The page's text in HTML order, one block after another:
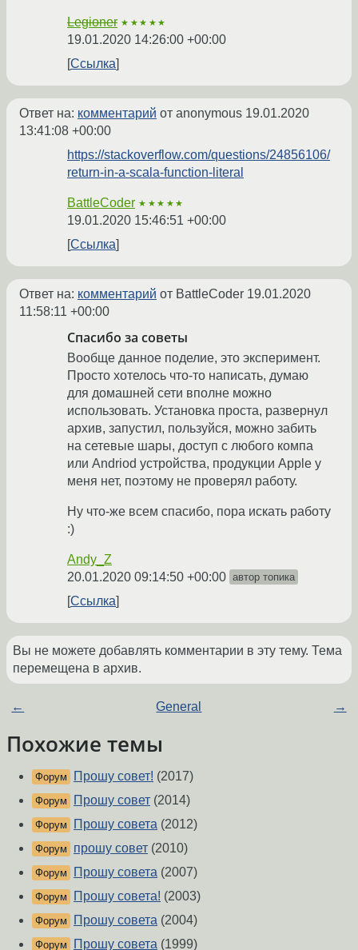
Legioner ★★★★★
19.01.2020 14:26:00 +00:00
Ссылка
Ответ на: комментарий от anonymous 19.01.2020
13:41:08 +00:00
https://stackoverflow.com/questions/24856106/
return-in-a-scala-function-literal
BattleCoder ★★★★★
19.01.2020 15:46:51 +00:00
Ссылка
Ответ на: комментарий от BattleCoder 19.01.2020
11:58:11 +00:00
Спасибо за советы
Вообще данное поделие, это эксперимент.
Просто хотелось что-то написать, думаю
для домашней сети вполне можно
использовать. Установка проста, развернул
архив, запустил, пользуйся, можно забить
на сетевые шары, доступ с любого компа
или Andriod устройства, продукции Apple у
меня нет, поэтому не проверял работу.
Ну что-же всем спасибо, пора искать работу
:)
Andy_Z
20.01.2020 09:14:50 +00:00 автор топика
Ссылка
Вы не можете добавлять комментарии в эту тему. Тема
перемещена в архив.
← General →
Похожие темы
Форум Прошу совет! (2017)
Форум Прошу совет (2014)
Форум Прошу совета (2012)
Форум прошу совет (2010)
Форум Прошу совета (2007)
Форум Прошу совета! (2003)
Форум Прошу совета (2004)
Форум Прошу совета (1999)